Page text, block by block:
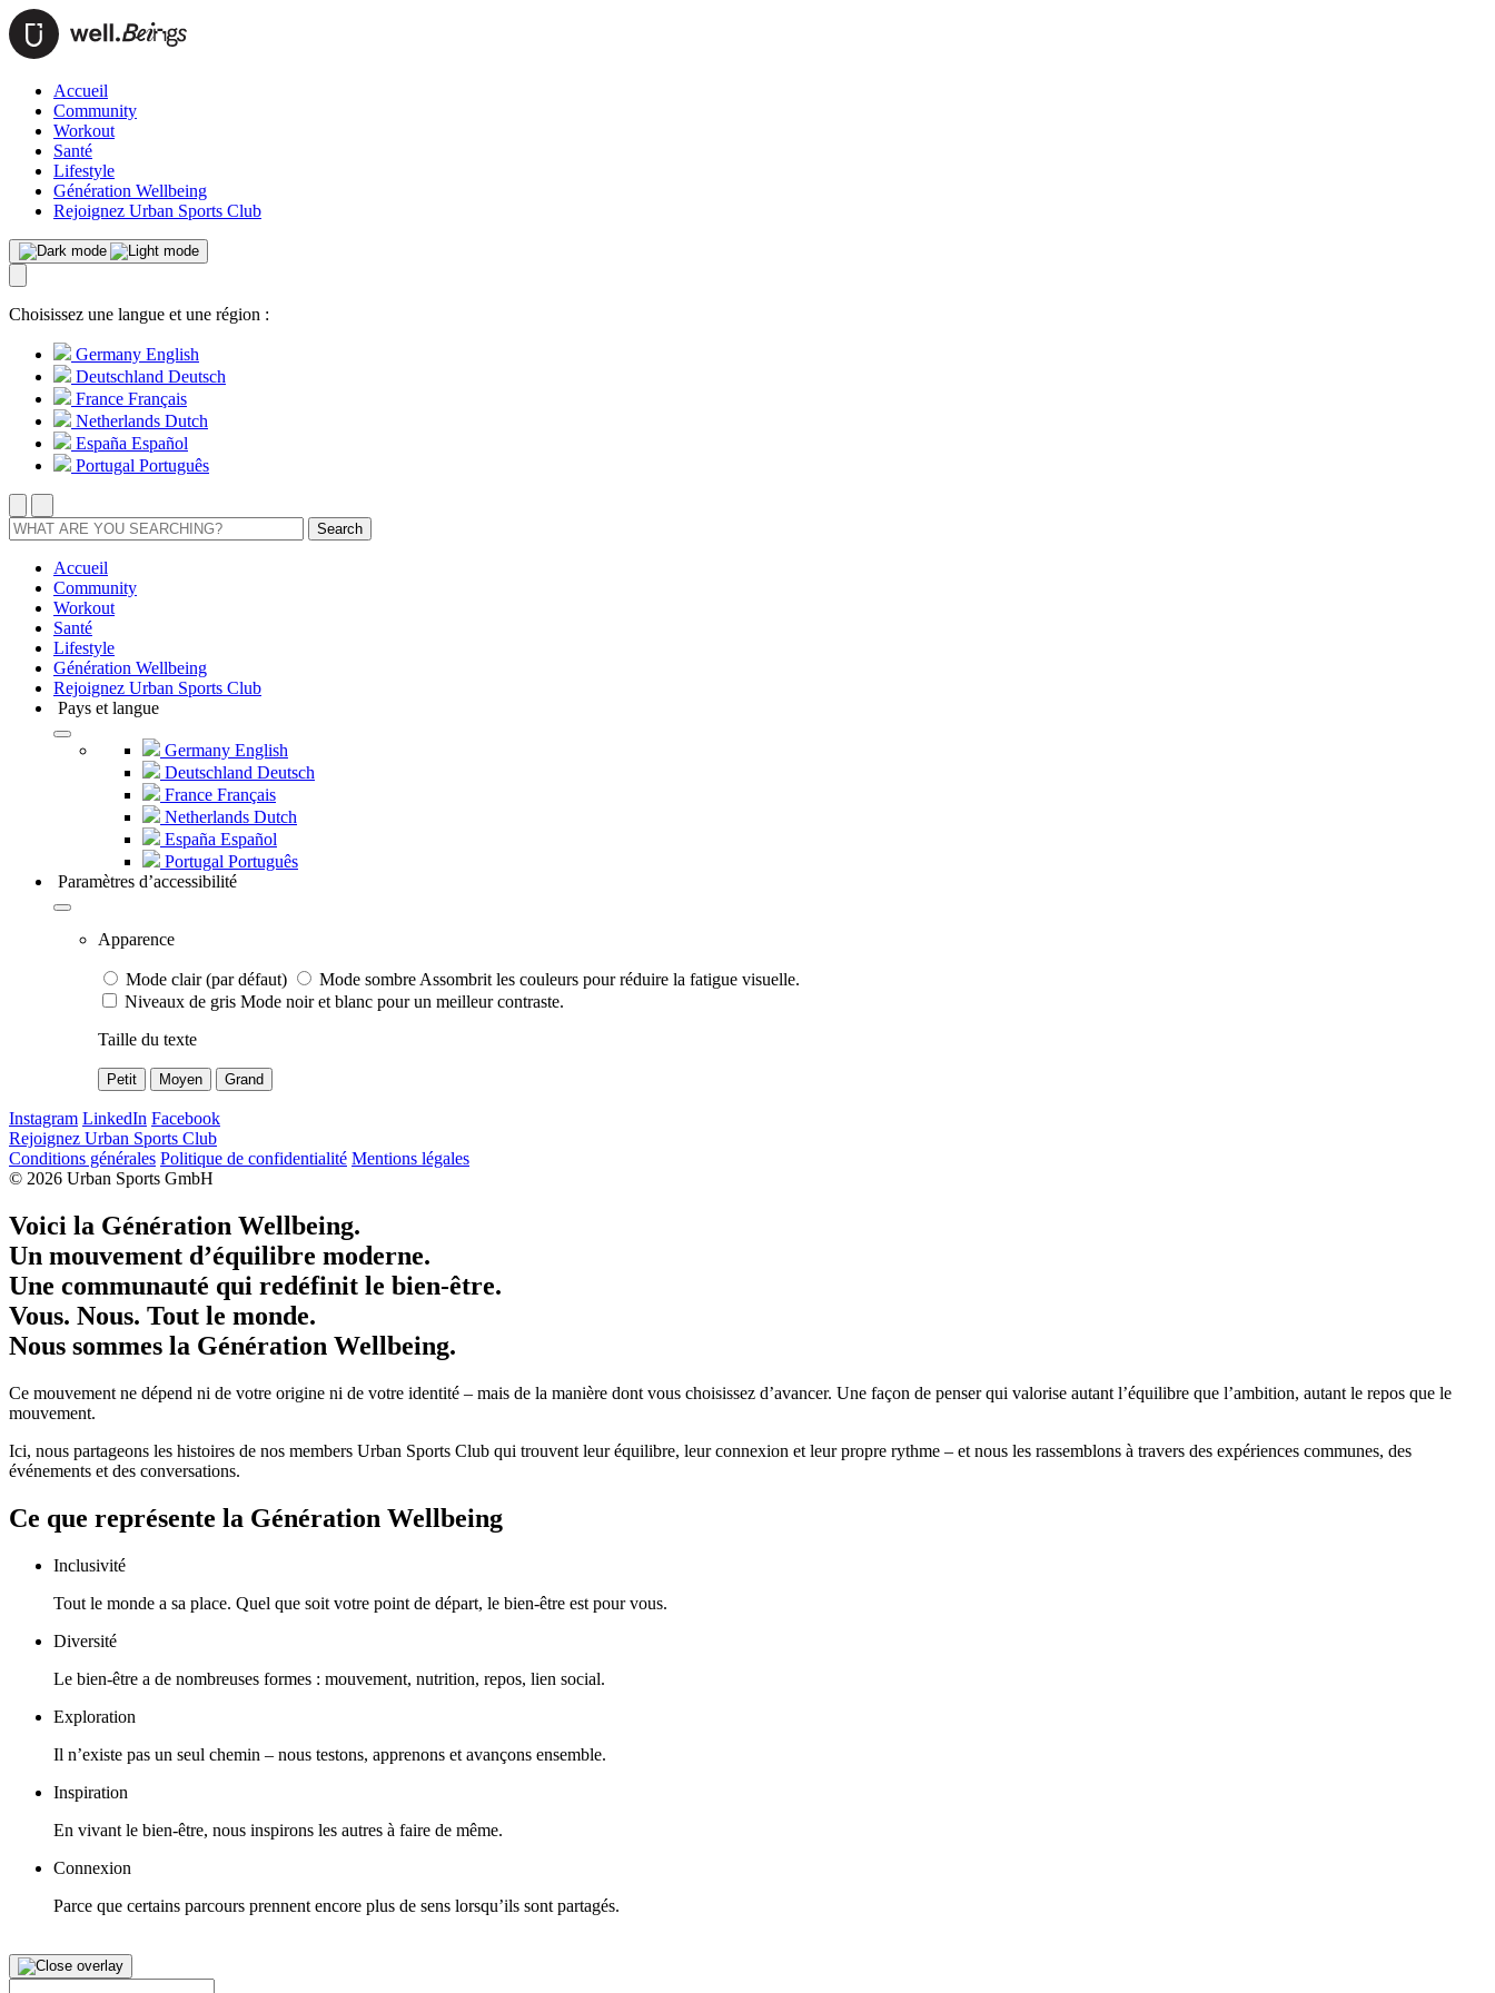
Accueil
Community
Workout
Santé
Lifestyle
Génération Wellbeing
Rejoignez Urban Sports Club
Choisissez une langue et une région :
Germany English
Deutschland Deutsch
France Français
Netherlands Dutch
España Español
Portugal Português
Search
Accueil
Community
Workout
Santé
Lifestyle
Génération Wellbeing
Rejoignez Urban Sports Club
Pays et langue
Germany English
Deutschland Deutsch
France Français
Netherlands Dutch
España Español
Portugal Português
Paramètres d’accessibilité
Apparence
Mode clair (par défaut) Mode sombre Assombrit les couleurs pour réduire la fatigue visuelle.
Niveaux de gris Mode noir et blanc pour un meilleur contraste.
Taille du texte
Petit Moyen Grand
Instagram LinkedIn Facebook
Rejoignez Urban Sports Club
Conditions générales Politique de confidentialité Mentions légales
© 2026 Urban Sports GmbH
Voici la Génération Wellbeing.
Un mouvement d’équilibre moderne.
Une communauté qui redéfinit le bien-être.
Vous. Nous. Tout le monde.
Nous sommes la Génération Wellbeing.
Ce mouvement ne dépend ni de votre origine ni de votre identité – mais de la manière dont vous choisissez d’avancer. Une façon de penser qui valorise autant l’équilibre que l’ambition, autant le repos que le
mouvement.
Ici, nous partageons les histoires de nos members Urban Sports Club qui trouvent leur équilibre, leur connexion et leur propre rythme – et nous les rassemblons à travers des expériences communes, des
événements et des conversations.
Ce que représente la Génération Wellbeing
Inclusivité
Tout le monde a sa place. Quel que soit votre point de départ, le bien-être est pour vous.
Diversité
Le bien-être a de nombreuses formes : mouvement, nutrition, repos, lien social.
Exploration
Il n’existe pas un seul chemin – nous testons, apprenons et avançons ensemble.
Inspiration
En vivant le bien-être, nous inspirons les autres à faire de même.
Connexion
Parce que certains parcours prennent encore plus de sens lorsqu’ils sont partagés.